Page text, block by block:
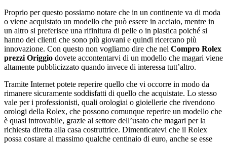
Proprio per questo possiamo notare che in un continente va di moda
o viene acquistato un modello che può essere in acciaio, mentre in
un altro si preferisce una rifinitura di pelle o in plastica poiché si
hanno dei clienti che sono più giovani e quindi ricercano più
innovazione. Con questo non vogliamo dire che nel Compro Rolex
prezzi Origgio dovete accontentarvi di un modello che magari viene
altamente pubblicizzato quando invece di interessa tutt’altro.
Tramite Internet potete reperire quello che vi occorre in modo da
rimanere sicuramente soddisfatti di quello che acquistate. Lo stesso
vale per i professionisti, quali orologiai o gioiellerie che rivendono
orologi della Rolex, che possono comunque reperire un modello che
è quasi introvabile, grazie al settore dell’usato che magari per la
richiesta diretta alla casa costruttrice. Dimenticatevi che il Rolex
possa costare al massimo qualche centinaio di euro, anche se esse